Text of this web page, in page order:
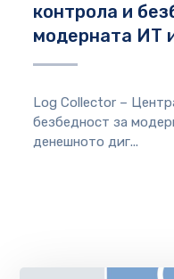
контрола и
модерната ИТ
Log Collector –
безбедност за
денешното диг...